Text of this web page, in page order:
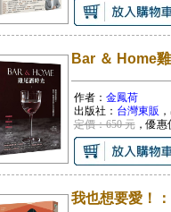
Bar ＆ Home
作者： 金鳳荷
出版社： 台灣東販
定價：650 元，優惠
我也想要愛！